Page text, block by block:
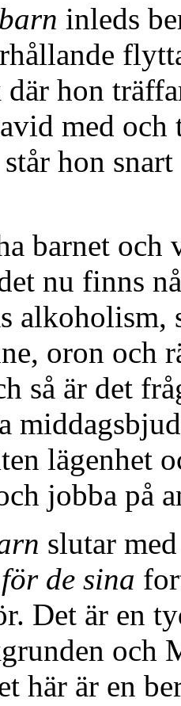
inleds
hon
med och
hon
barnet och
nu finns
oron och
så är det
lägenhet
jobba på
slutar
de sina
Det är en
och
här är en